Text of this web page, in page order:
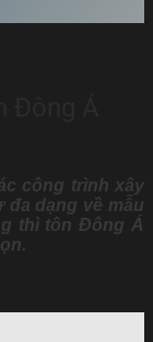
công trình xây
dạng về mẫu
thì tôn Đông Á